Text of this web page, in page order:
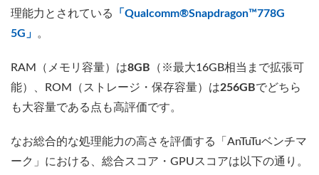
理能力とされている
「Qualcomm®Snapdragon™778G
5G」
。
RAM（メモリ容量）は8GB （※最大16GB相当まで拡張可
能）、ROM（ストレージ・保存容量）は256GBでどちら
も大容量である点も高評価です。
なお総合的な処理能力の高さを評価する「AnTuTuベンチマ
ーク」における、総合スコア・GPUスコアは以下の通り。